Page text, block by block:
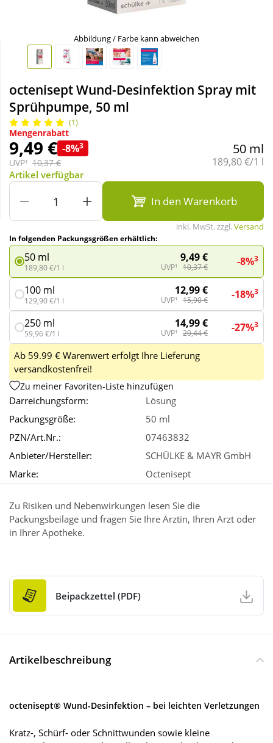
Natur & Homöopathie
Sanitätshaus
Sport & Fitness
Tierbedarf
Abbildung / Farbe kann abweichen
octenisept Wund-Desinfektion Spray mit
Sprühpumpe, 50 ml
(1)
Mengenrabatt
9,49 € -8%3
UVP¹ 10,37 €
50 ml
Grundpreis:
189,80 €/1 l
Artikel verfügbar
In den Warenkorb
inkl. MwSt. zzgl.Versand
In folgenden Packungsgrößen erhältlich:
50 ml
189,80 €/1 l
9,49 €
UVP¹ 10,37 € -8%3
100 ml
129,90 €/1 l
12,99 €
UVP¹ 15,90 € -18%3
250 ml
59,96 €/1 l
14,99 €
UVP¹ 20,44 € -27%3
Ab 59.99 € Warenwert erfolgt Ihre Lieferung
versandkostenfrei!
Zu meiner Favoriten-Liste hinzufügen
Darreichungsform:
Lösung
Packungsgröße:
50 ml
PZN/Art.Nr.:
07463832
Anbieter/Hersteller:
SCHÜLKE & MAYR GmbH
Marke:
Octenisept
Zu Risiken und Nebenwirkungen lesen Sie die
Packungsbeilage und fragen Sie Ihre Ärztin, Ihren Arzt oder
in Ihrer Apotheke.
Beipackzettel (PDF)
Artikelbeschreibung
octenisept® Wund-Desinfektion – bei leichten Verletzungen
Kratz-, Schürf- oder Schnittwunden sowie kleine